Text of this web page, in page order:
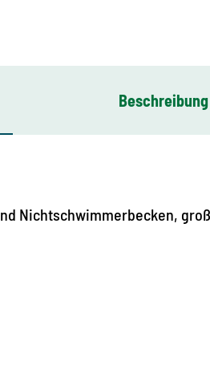
Beschreibung
Nichtschwimmerbecken,